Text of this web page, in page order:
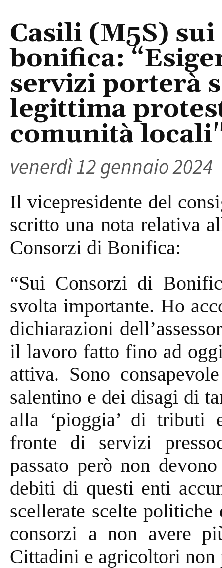
Casili (M5S)
bonifica:
servizi porterà
legittima
comunità
venerdì 12 gennaio 2024
Il vicepresidente del
scritto una nota relativa
Consorzi di Bonifica:
“Sui Consorzi di
svolta importante. Ho
dichiarazioni
il lavoro fatto fino ad
attiva. Sono
salentino e dei disagi di
alla ‘pioggia’ di tributi
fronte di servizi
passato però non
debiti di questi enti
scellerate scelte politiche
consorzi a non avere
Cittadini e agricoltori non